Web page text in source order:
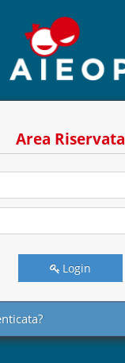
Area Riservata
Login